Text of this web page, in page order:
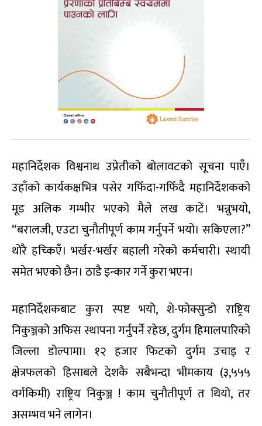
महानिर्देशक विश्वनाथ उप्रेतीको बोलावटको सूचना पाएँ।
उहाँको कार्यकक्षभित्र पसेर गफिँदा-गफिँदै महानिर्देशकको
मूड अलिक गम्भीर भएको मैले लख काटें। भन्नुभयो,
“बरालजी, एउटा चुनौतीपूर्ण काम गर्नुपर्ने भयो। सकिएला?”
थोरै हच्किएँ। भर्खर-भर्खर बहाली गरेको कर्मचारी। स्थायी
समेत भएको छैन। ठाडै इन्कार गर्ने कुरा भएन।
महानिर्देशकबाट कुरा स्पष्ट भयो, शे-फोक्सुन्डो राष्ट्रिय
निकुञ्जको अफिस स्थापना गर्नुपर्ने रहेछ, दुर्गम हिमालपारिको
जिल्ला डोल्पामा। १२ हजार फिटको दुर्गम उचाइ र
क्षेत्रफलको हिसाबले देशकै सबैभन्दा भीमकाय (३,५५५
वर्गकिमी) राष्ट्रिय निकुञ्ज ! काम चुनौतीपूर्ण त थियो, तर
असम्भव भने लागेन।